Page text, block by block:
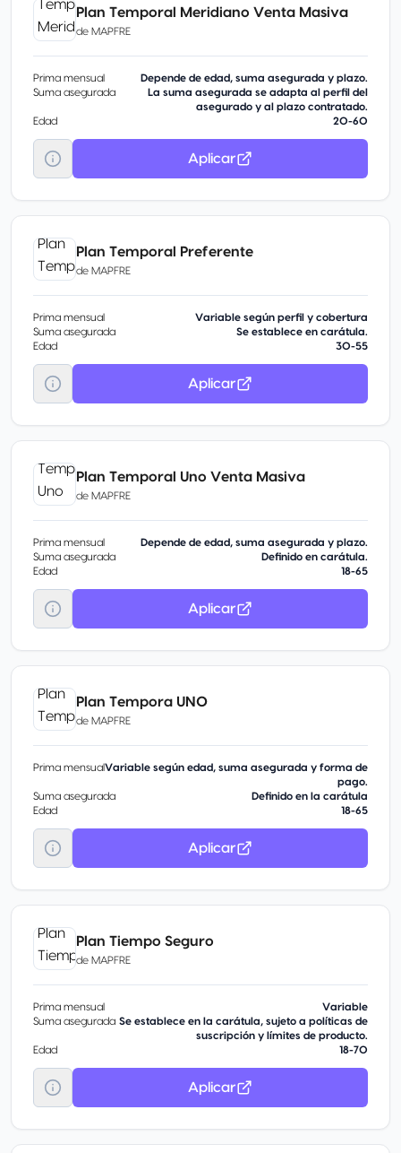
Plan Temporal Meridiano Venta Masiva
de MAPFRE
Prima mensual
Depende de edad, suma asegurada y plazo.
Suma asegurada
La suma asegurada se adapta al perfil del
asegurado y al plazo contratado.
Edad
20-60
Aplicar
Plan Temporal Preferente
de MAPFRE
Prima mensual
Variable según perfil y cobertura
Suma asegurada
Se establece en carátula.
Edad
30-55
Aplicar
Plan Temporal Uno Venta Masiva
de MAPFRE
Prima mensual
Depende de edad, suma asegurada y plazo.
Suma asegurada
Definido en carátula.
Edad
18-65
Aplicar
Plan Tempora UNO
de MAPFRE
Prima mensualVariable según edad, suma asegurada y forma de
pago.
Suma asegurada
Definido en la carátula
Edad
18-65
Aplicar
Plan Tiempo Seguro
de MAPFRE
Prima mensual
Variable
Suma asegurada Se establece en la carátula, sujeto a políticas de
suscripción y límites de producto.
Edad
18-70
Aplicar